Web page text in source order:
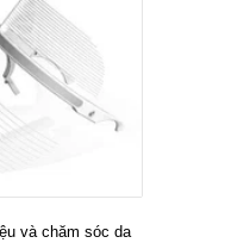
và chăm sóc da